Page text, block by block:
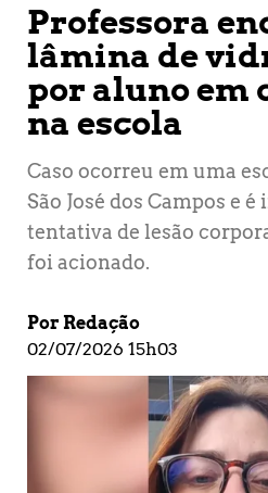
Professora
lâmina de
por aluno em
na escola
Caso ocorreu em uma
São José dos Campos e
tentativa de lesão
foi acionado.
Por Redação
02/07/2026 15h03